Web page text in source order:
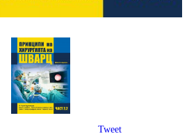
Tweet